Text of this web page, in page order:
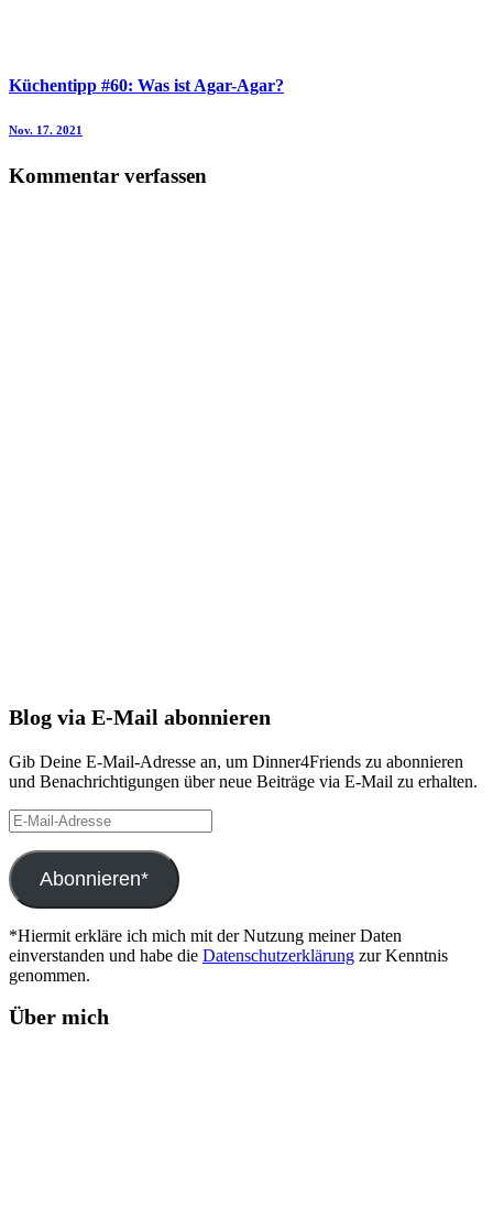
Küchentipp #60: Was ist Agar-Agar?
Nov. 17. 2021
Kommentar verfassen
Blog via E-Mail abonnieren
Gib Deine E-Mail-Adresse an, um Dinner4Friends zu abonnieren
und Benachrichtigungen über neue Beiträge via E-Mail zu erhalten.
E-
Mail-
Adresse
Abonnieren*
*Hiermit erkläre ich mich mit der Nutzung meiner Daten
einverstanden und habe die Datenschutzerklärung zur Kenntnis
genommen.
Über mich